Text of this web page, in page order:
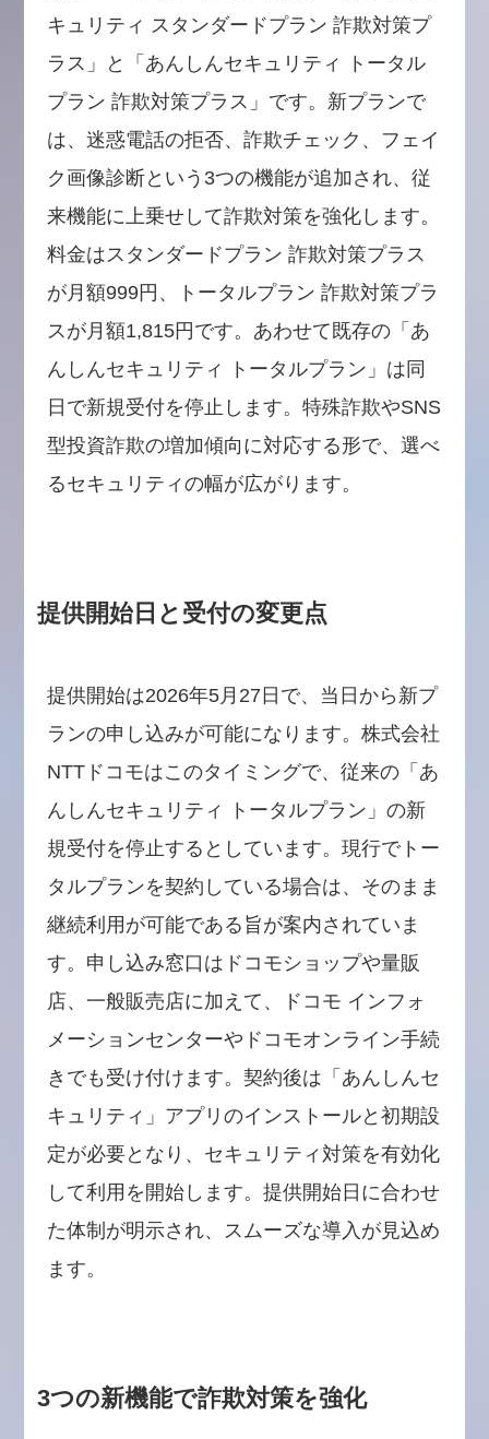
キュリティ スタンダードプラン 詐欺対策プ
ラス」と「あんしんセキュリティ トータル
プラン 詐欺対策プラス」です。新プランで
は、迷惑電話の拒否、詐欺チェック、フェイ
ク画像診断という3つの機能が追加され、従
来機能に上乗せして詐欺対策を強化します。
料金はスタンダードプラン 詐欺対策プラス
が月額999円、トータルプラン 詐欺対策プラ
スが月額1,815円です。あわせて既存の「あ
んしんセキュリティ トータルプラン」は同
日で新規受付を停止します。特殊詐欺やSNS
型投資詐欺の増加傾向に対応する形で、選べ
るセキュリティの幅が広がります。
提供開始日と受付の変更点
提供開始は2026年5月27日で、当日から新プ
ランの申し込みが可能になります。株式会社
NTTドコモはこのタイミングで、従来の「あ
んしんセキュリティ トータルプラン」の新
規受付を停止するとしています。現行でトー
タルプランを契約している場合は、そのまま
継続利用が可能である旨が案内されていま
す。申し込み窓口はドコモショップや量販
店、一般販売店に加えて、ドコモ インフォ
メーションセンターやドコモオンライン手続
きでも受け付けます。契約後は「あんしんセ
キュリティ」アプリのインストールと初期設
定が必要となり、セキュリティ対策を有効化
して利用を開始します。提供開始日に合わせ
た体制が明示され、スムーズな導入が見込め
ます。
3つの新機能で詐欺対策を強化